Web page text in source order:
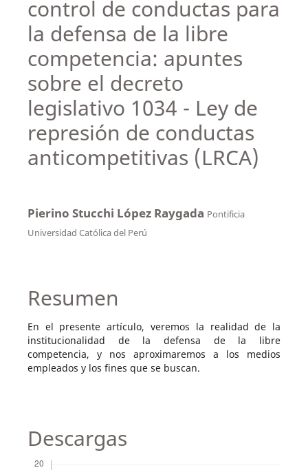
control de conductas para
la defensa de la libre
competencia: apuntes
sobre el decreto
legislativo 1034 - Ley de
represión de conductas
anticompetitivas (LRCA)
Pierino Stucchi López Raygada Pontificia
Universidad Católica del Perú
Resumen
En el presente artículo, veremos la realidad de la
institucionalidad de la defensa de la libre
competencia, y nos aproximaremos a los medios
empleados y los fines que se buscan.
Descargas